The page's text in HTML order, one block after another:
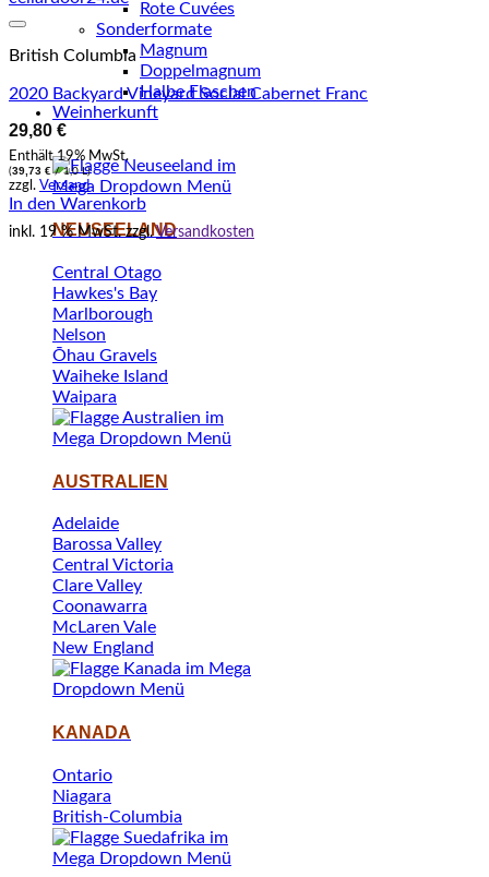
Rote Cuvées
Sonderformate
Magnum
Doppelmagnum
Halbe Flaschen
Weinherkunft
NEUSEELAND
Central Otago
Hawkes's Bay
Marlborough
Nelson
Ōhau Gravels
Waiheke Island
Waipara
AUSTRALIEN
Adelaide
Barossa Valley
Central Victoria
Clare Valley
Coonawarra
McLaren Vale
New England
KANADA
Ontario
Niagara
British-Columbia
British Columbia
2020 Backyard Vineyard Social Cabernet Franc
29,80 €
Enthält 19% MwSt.
(39,73 € / 1,0 L)
zzgl. Versand
In den Warenkorb
inkl. 19 % MwSt. zzgl.Versandkosten